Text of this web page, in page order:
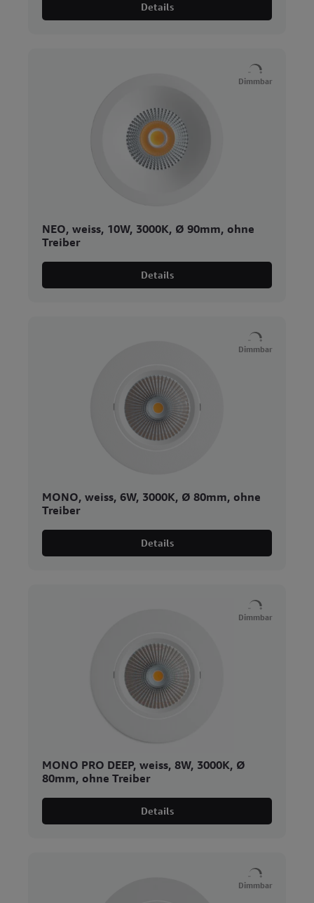
Details
Dimmbar
NEO, weiss, 10W, 3000K, Ø 90mm, ohne
Treiber
Details
Dimmbar
MONO, weiss, 6W, 3000K, Ø 80mm, ohne
Treiber
Details
Dimmbar
MONO PRO DEEP, weiss, 8W, 3000K, Ø
80mm, ohne Treiber
Details
Dimmbar